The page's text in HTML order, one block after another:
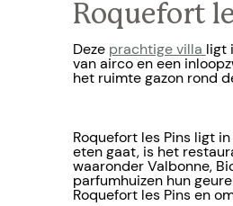
Roquefort
Deze prachtige villa ligt
van airco en een
het ruimte gazon rond
Roquefort les Pins ligt
eten gaat, is het
waaronder Valbonne,
parfumhuizen hun
Roquefort les Pins en